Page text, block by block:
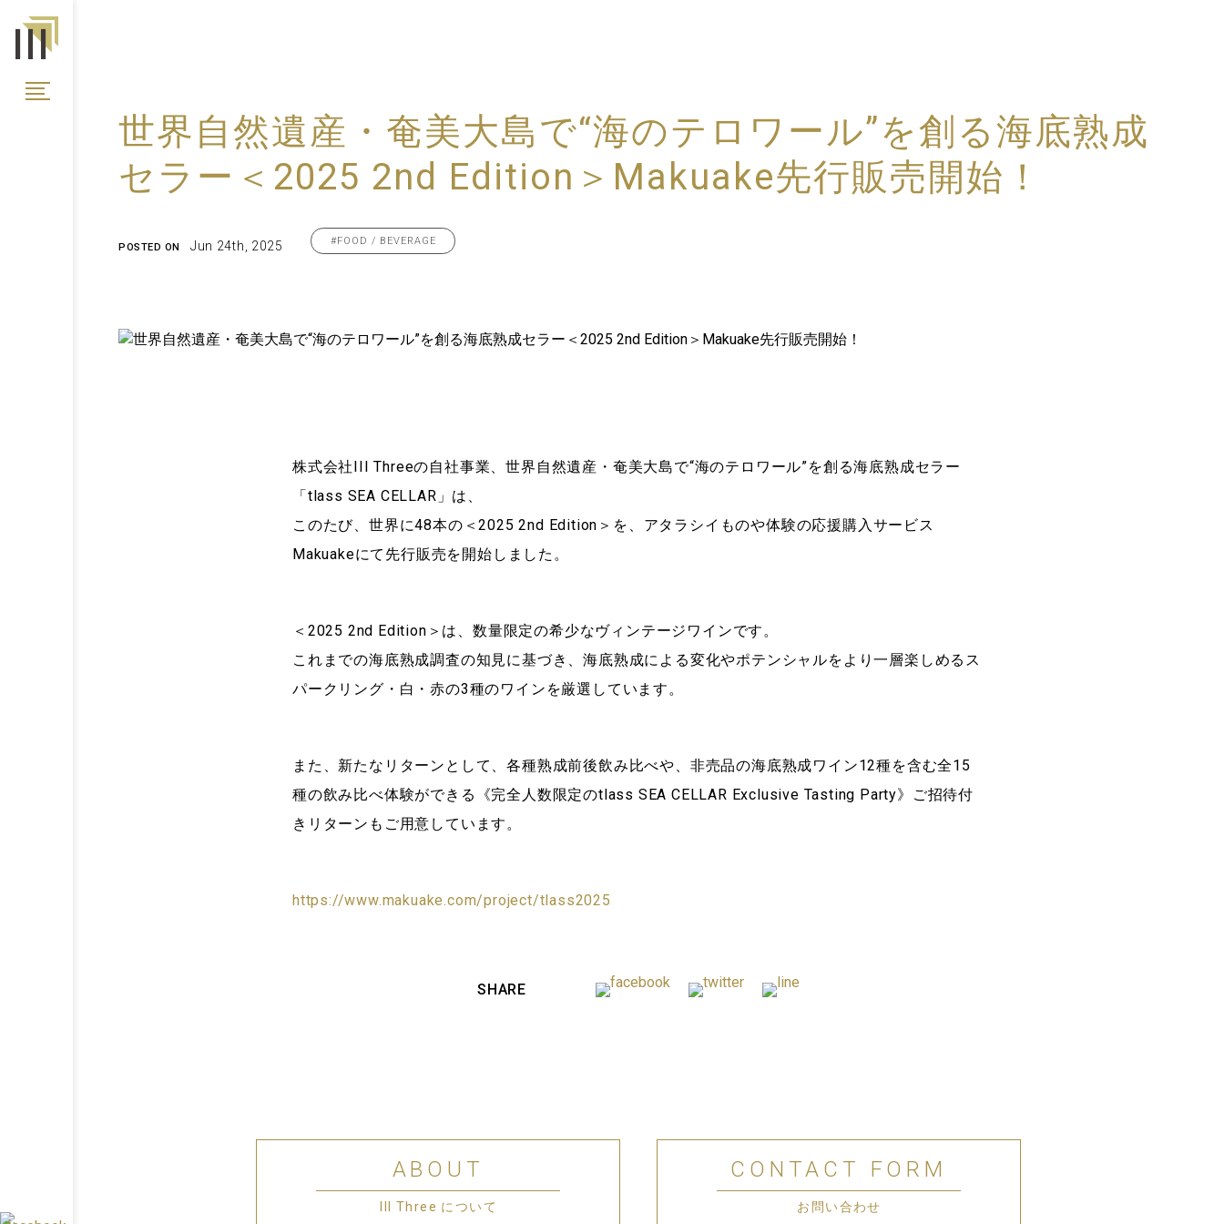
世界自然遺産・奄美大島で“海のテロワール”を創る海底熟成
セラー＜2025 2nd Edition＞Makuake先行販売開始！
POSTED ON Jun 24th, 2025 #FOOD / BEVERAGE
株式会社III Threeの自社事業、世界自然遺産・奄美大島で“海のテロワール”を創る海底熟成セラー
「tlass SEA CELLAR」は、
このたび、世界に48本の＜2025 2nd Edition＞を、アタラシイものや体験の応援購入サービス
Makuakeにて先行販売を開始しました。
＜2025 2nd Edition＞は、数量限定の希少なヴィンテージワインです。
これまでの海底熟成調査の知見に基づき、海底熟成による変化やポテンシャルをより一層楽しめるス
パークリング・白・赤の3種のワインを厳選しています。
また、新たなリターンとして、各種熟成前後飲み比べや、非売品の海底熟成ワイン12種を含む全15
種の飲み比べ体験ができる《完全人数限定のtlass SEA CELLAR Exclusive Tasting Party》ご招待付
きリターンもご用意しています。
https://www.makuake.com/project/tlass2025
SHARE
ABOUT
III Three について
CONTACT FORM
お問い合わせ